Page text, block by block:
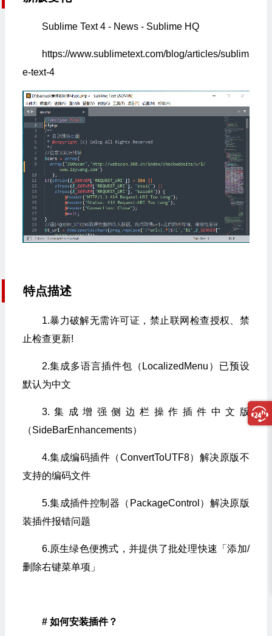
Sublime Text 4 - News - Sublime HQ
https://www.sublimetext.com/blog/articles/sublim
e-text-4
特点描述
1.暴力破解无需许可证，禁止联网检查授权、禁
止检查更新!
2.集成多语言插件包（LocalizedMenu）已预设
默认为中文
3.集成增强侧边栏操作插件中文版
（SideBarEnhancements）
4.集成编码插件（ConvertToUTF8）解决原版不
支持的编码文件
5.集成插件控制器（PackageControl）解决原版
装插件报错问题
6.原生绿色便携式，并提供了批处理快速「添加/
删除右键菜单项」
# 如何安装插件？